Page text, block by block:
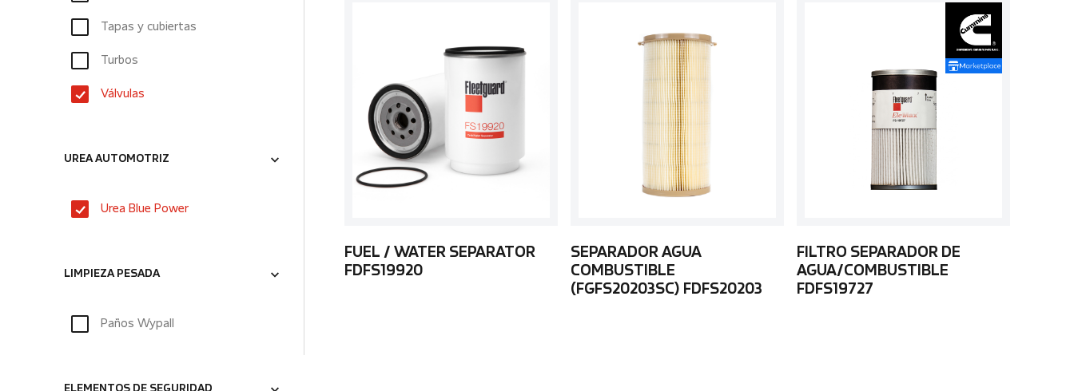
Tapas y cubiertas
Turbos
Válvulas
UREA AUTOMOTRIZ
Urea Blue Power
LIMPIEZA PESADA
Paños Wypall
FUEL / WATER SEPARATOR
FDFS19920
SEPARADOR AGUA
COMBUSTIBLE
(FGFS20203SC) FDFS20203
FILTRO SEPARADOR DE
AGUA/COMBUSTIBLE
FDFS19727